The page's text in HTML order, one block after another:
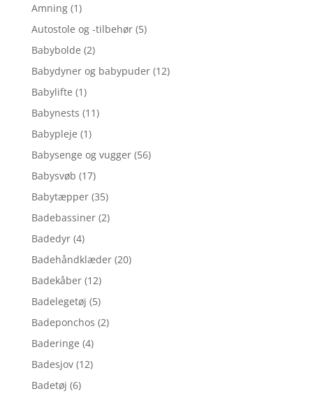
Amning (1)
Autostole og -tilbehør (5)
Babybolde (2)
Babydyner og babypuder (12)
Babylifte (1)
Babynests (11)
Babypleje (1)
Babysenge og vugger (56)
Babysvøb (17)
Babytæpper (35)
Badebassiner (2)
Badedyr (4)
Badehåndklæder (20)
Badekåber (12)
Badelegetøj (5)
Badeponchos (2)
Baderinge (4)
Badesjov (12)
Badetøj (6)